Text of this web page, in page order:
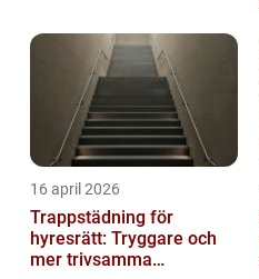
16 april 2026
Trappstädning för
hyresrätt: Tryggare och
mer trivsamma